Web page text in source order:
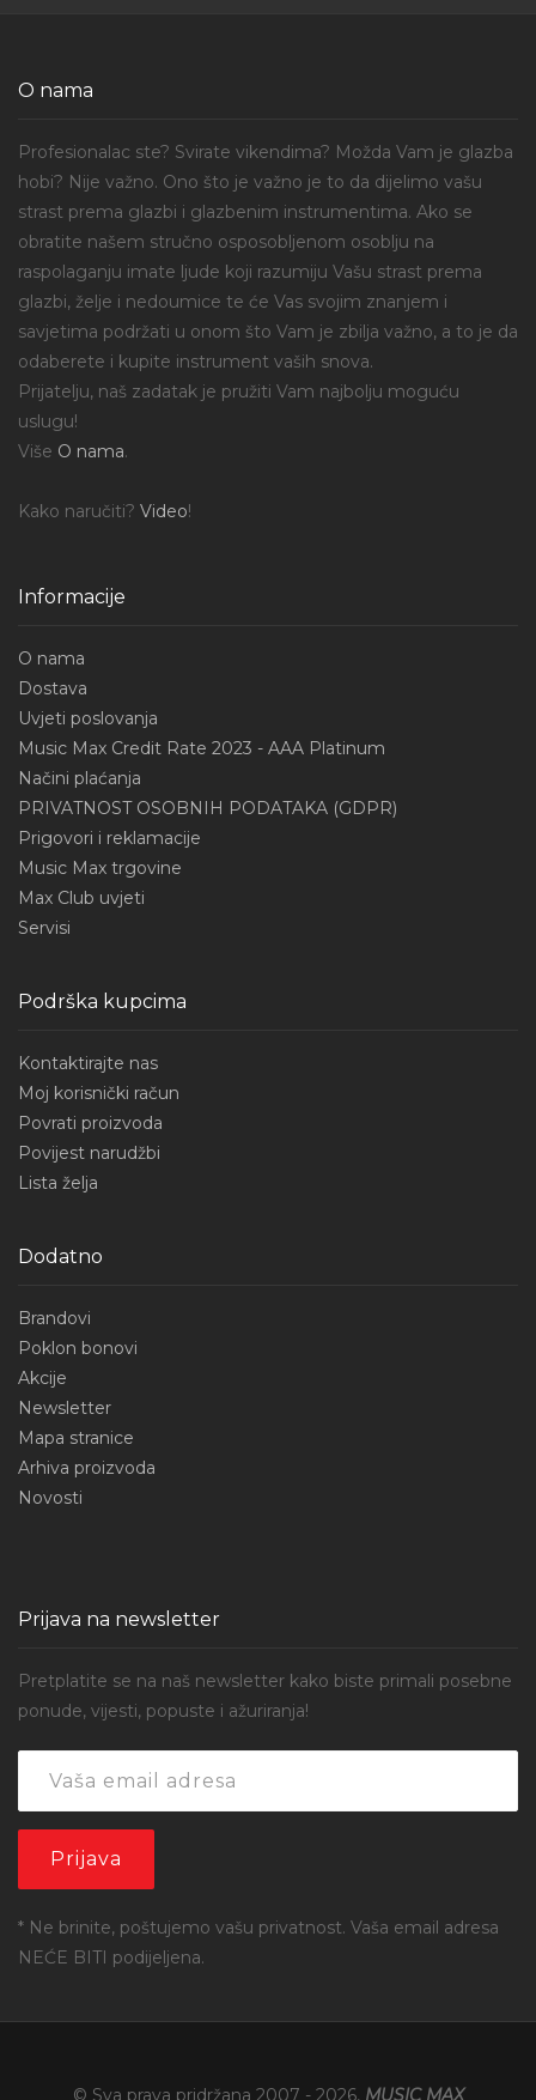
O nama
Profesionalac ste? Svirate vikendima? Možda Vam je glazba
hobi? Nije važno. Ono što je važno je to da dijelimo vašu
strast prema glazbi i glazbenim instrumentima. Ako se
obratite našem stručno osposobljenom osoblju na
raspolaganju imate ljude koji razumiju Vašu strast prema
glazbi, želje i nedoumice te će Vas svojim znanjem i
savjetima podržati u onom što Vam je zbilja važno, a to je da
odaberete i kupite instrument vaših snova.
Prijatelju, naš zadatak je pružiti Vam najbolju moguću
uslugu!
Više O nama.
Kako naručiti? Video!
Informacije
O nama
Dostava
Uvjeti poslovanja
Music Max Credit Rate 2023 - AAA Platinum
Načini plaćanja
PRIVATNOST OSOBNIH PODATAKA (GDPR)
Prigovori i reklamacije
Music Max trgovine
Max Club uvjeti
Servisi
Podrška kupcima
Kontaktirajte nas
Moj korisnički račun
Povrati proizvoda
Povijest narudžbi
Lista želja
Dodatno
Brandovi
Poklon bonovi
Akcije
Newsletter
Mapa stranice
Arhiva proizvoda
Novosti
Prijava na newsletter
Pretplatite se na naš newsletter kako biste primali posebne
ponude, vijesti, popuste i ažuriranja!
* Ne brinite, poštujemo vašu privatnost. Vaša email adresa
NEĆE BITI podijeljena.